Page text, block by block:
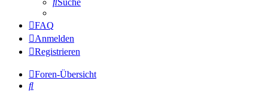
FAQ
Anmelden
Registrieren
Foren-Übersicht
Suche